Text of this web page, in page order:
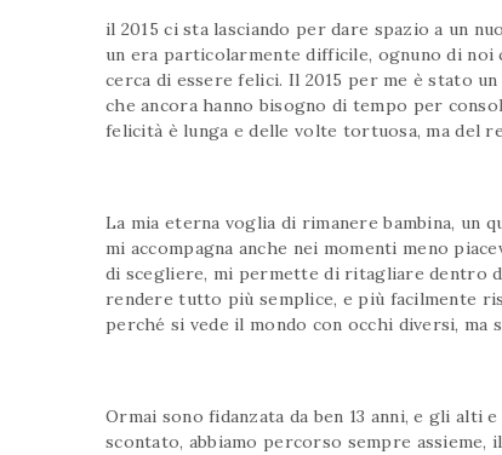
il 2015 ci sta lasciando per dare spazio a un
un era particolarmente difficile, ognuno di noi
cerca di essere felici. Il 2015 per me è stato
che ancora hanno bisogno di tempo per
felicità è lunga e delle volte tortuosa, ma del
La mia eterna voglia di rimanere bambina, un
mi accompagna anche nei momenti meno
di scegliere, mi permette di ritagliare dentro
rendere tutto più semplice, e più facilmente
perché si vede il mondo con occhi diversi, ma
Ormai sono fidanzata da ben 13 anni, e gli
scontato, abbiamo percorso sempre